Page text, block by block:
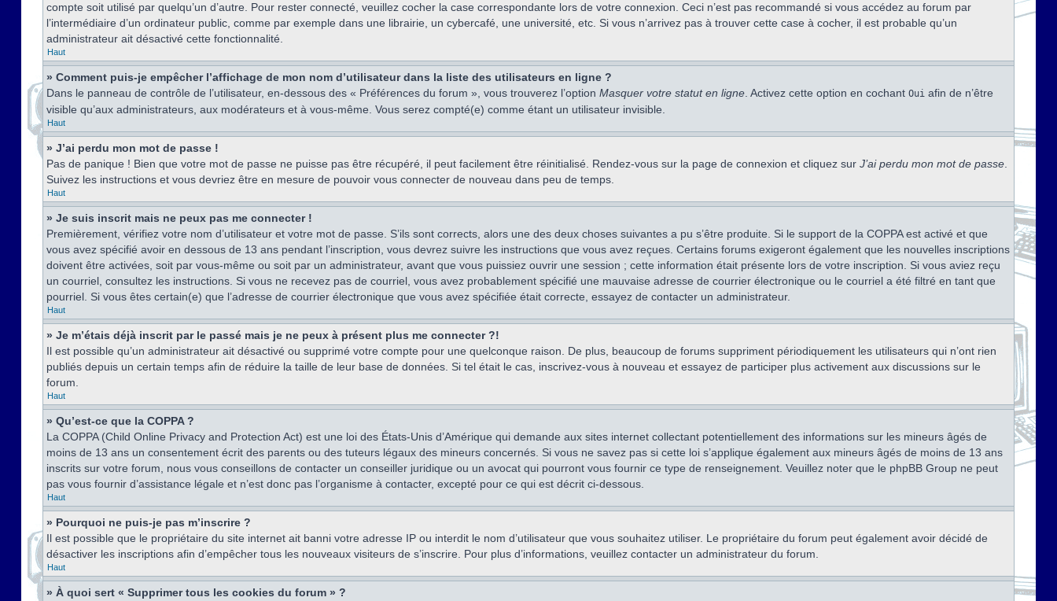
compte soit utilisé par quelqu’un d’autre. Pour rester connecté, veuillez cocher la case correspondante lors de votre connexion. Ceci n’est pas recommandé si vous accédez au forum par
l’intermédiaire d’un ordinateur public, comme par exemple dans une librairie, un cybercafé, une université, etc. Si vous n’arrivez pas à trouver cette case à cocher, il est probable qu’un
administrateur ait désactivé cette fonctionnalité.
Haut
» Comment puis-je empêcher l’affichage de mon nom d’utilisateur dans la liste des utilisateurs en ligne ?
Dans le panneau de contrôle de l’utilisateur, en-dessous des « Préférences du forum », vous trouverez l’option Masquer votre statut en ligne . Activez cette option en cochant Oui afin de n’être
visible qu’aux administrateurs, aux modérateurs et à vous-même. Vous serez compté(e) comme étant un utilisateur invisible.
Haut
» J’ai perdu mon mot de passe !
Pas de panique ! Bien que votre mot de passe ne puisse pas être récupéré, il peut facilement être réinitialisé. Rendez-vous sur la page de connexion et cliquez sur J’ai perdu mon mot de passe
Suivez les instructions et vous devriez être en mesure de pouvoir vous connecter de nouveau dans peu de temps.
Haut
» Je suis inscrit mais ne peux pas me connecter !
Premièrement, vérifiez votre nom d’utilisateur et votre mot de passe. S’ils sont corrects, alors une des deux choses suivantes a pu s’être produite. Si le support de la COPPA est activé et que
vous avez spécifié avoir en dessous de 13 ans pendant l’inscription, vous devrez suivre les instructions que vous avez reçues. Certains forums exigeront également que les nouvelles inscriptions
doivent être activées, soit par vous-même ou soit par un administrateur, avant que vous puissiez ouvrir une session ; cette information était présente lors de votre inscription. Si vous aviez reçu
un courriel, consultez les instructions. Si vous ne recevez pas de courriel, vous avez probablement spécifié une mauvaise adresse de courrier électronique ou le courriel a été filtré en tant que
pourriel. Si vous êtes certain(e) que l’adresse de courrier électronique que vous avez spécifiée était correcte, essayez de contacter un administrateur.
Haut
» Je m’étais déjà inscrit par le passé mais je ne peux à présent plus me connecter ?!
Il est possible qu’un administrateur ait désactivé ou supprimé votre compte pour une quelconque raison. De plus, beaucoup de forums suppriment périodiquement les utilisateurs qui n’ont rien
publiés depuis un certain temps afin de réduire la taille de leur base de données. Si tel était le cas, inscrivez-vous à nouveau et essayez de participer plus activement aux discussions sur le
forum.
Haut
» Qu’est-ce que la COPPA ?
La COPPA (Child Online Privacy and Protection Act) est une loi des États-Unis d’Amérique qui demande aux sites internet collectant potentiellement des informations sur les mineurs âgés de
moins de 13 ans un consentement écrit des parents ou des tuteurs légaux des mineurs concernés. Si vous ne savez pas si cette loi s’applique également aux mineurs âgés de moins de 13 ans
inscrits sur votre forum, nous vous conseillons de contacter un conseiller juridique ou un avocat qui pourront vous fournir ce type de renseignement. Veuillez noter que le phpBB Group ne peut
pas vous fournir d’assistance légale et n’est donc pas l’organisme à contacter, excepté pour ce qui est décrit ci-dessous.
Haut
» Pourquoi ne puis-je pas m’inscrire ?
Il est possible que le propriétaire du site internet ait banni votre adresse IP ou interdit le nom d’utilisateur que vous souhaitez utiliser. Le propriétaire du forum peut également avoir décidé de
désactiver les inscriptions afin d’empêcher tous les nouveaux visiteurs de s’inscrire. Pour plus d’informations, veuillez contacter un administrateur du forum.
Haut
» À quoi sert « Supprimer tous les cookies du forum » ?